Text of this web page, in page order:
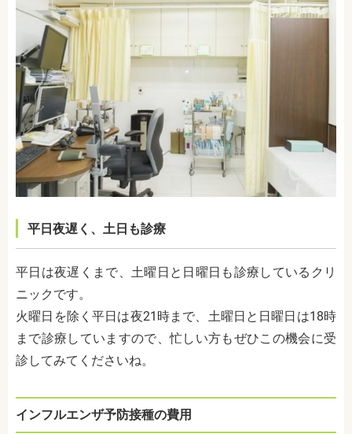
平日夜遅く、土日も診療
平日は夜遅くまで、土曜日と日曜日も診療しているクリ
ニックです。
火曜日を除く平日は夜21時まで、土曜日と日曜日は18時
まで診療していますので、忙しい方もぜひこの機会に受
診してみてくださいね。
インフルエンザ予防接種の費用